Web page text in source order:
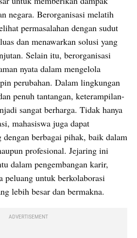
negara. Berorganisasi melatih
permasalahan dengan sudut
dan menawarkan solusi yang
Selain itu, berorganisasi
nyata dalam mengelola
perubahan. Dalam lingkungan
penuh tantangan, keterampilan-
sangat berharga. Tidak hanya
mahasiswa juga dapat
berbagai pihak, baik dalam
profesional. Jejaring ini
dalam pengembangan karir,
peluang untuk berkolaborasi
lebih besar dan bermakna.
ADVERTISEMENT